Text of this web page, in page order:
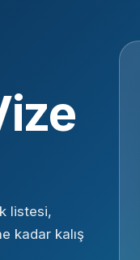
listesi,
kadar kalış